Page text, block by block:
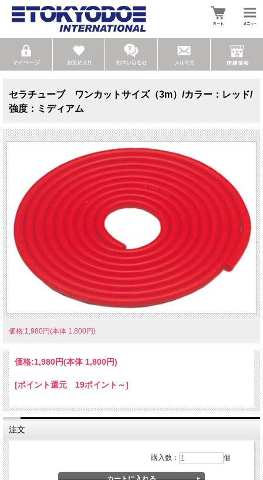
セラチューブ ワンカットサイズ（3m）/カラー：レッド/
強度：ミディアム
価格:1,980円(本体 1,800円)
価格:1,980円(本体 1,800円)
[ポイント還元 19ポイント～]
注文
購入数： 個